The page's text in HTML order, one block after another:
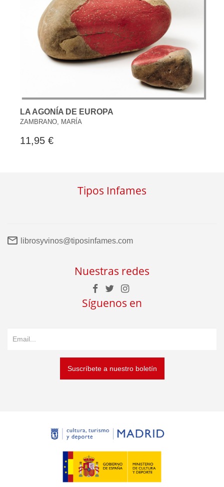
LA AGONÍA DE EUROPA
ZAMBRANO, MARÍA
11,95 €
Tipos Infames
librosyvinos@tiposinfames.com
Nuestras redes
Síguenos en
Suscríbete a nuestro boletín